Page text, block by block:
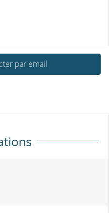
par email